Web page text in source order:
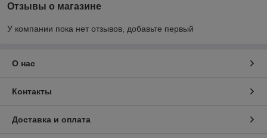
Отзывы о магазине
У компании пока нет отзывов, добавьте первый
О нас
Контакты
Доставка и оплата